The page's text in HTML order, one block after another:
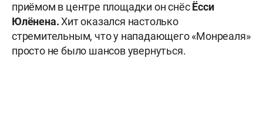
приёмом в центре площадки он снёсЁсси
Юлёнена.Хит оказался настолько
стремительным, что у нападающего «Монреаля»
просто не было шансов увернуться.